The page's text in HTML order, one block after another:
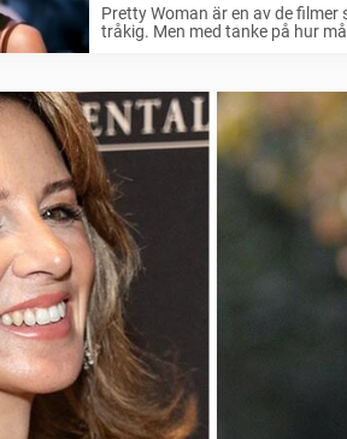
Pretty Woman är en av de
tråkig. Men med tanke på hur